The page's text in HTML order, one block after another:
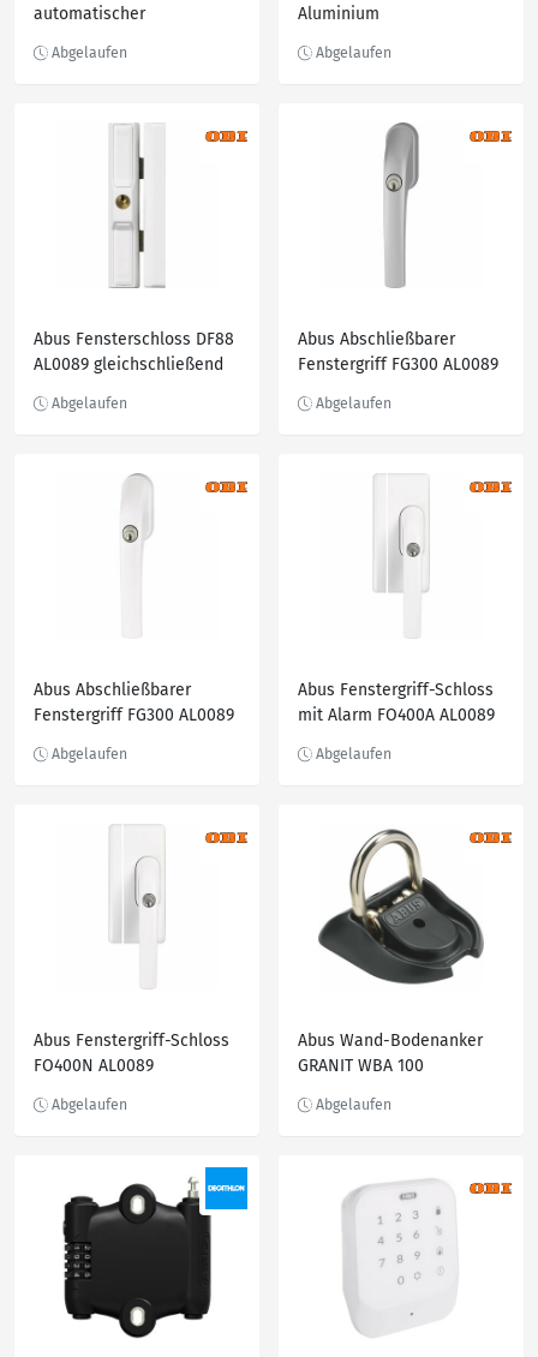
automatischer
Wohnungstüren TKZ40/20
Aluminium
Abus Fensterschloss DF88
AL0089 gleichschließend
Abus Abschließbarer
Fenstergriff FG300 AL0089
Abus Abschließbarer
Fenstergriff FG300 AL0089
Abus Fenstergriff-Schloss
mit Alarm FO400A AL0089
Abus Fenstergriff-Schloss
FO400N AL0089
Abus Wand-Bodenanker
GRANIT WBA 100